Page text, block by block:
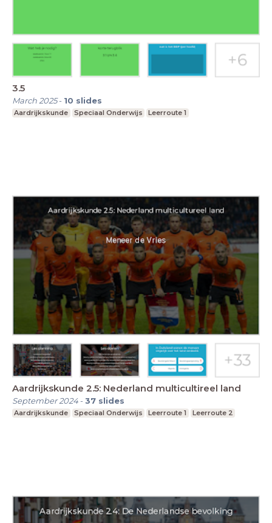
3.5
March 2025- 10 slides
Aardrijkskunde Speciaal Onderwijs Leerroute 1
Aardrijkskunde 2.5: Nederland multicultireel land
September 2024-37 slides
Aardrijkskunde Speciaal Onderwijs Leerroute 1 Leerroute 2